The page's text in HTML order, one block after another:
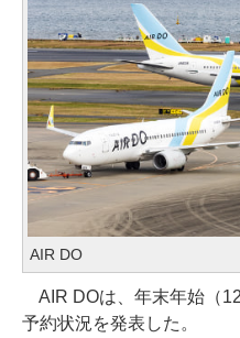
AIR DO
AIR DOは、年末年始（
予約状況を発表した。